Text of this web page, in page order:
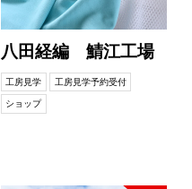
八田経編 鯖江工場
工房見学 工房見学予約受付
ショップ